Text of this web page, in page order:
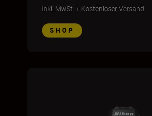
inkl. MwSt. + Kostenloser Versand
SHOP